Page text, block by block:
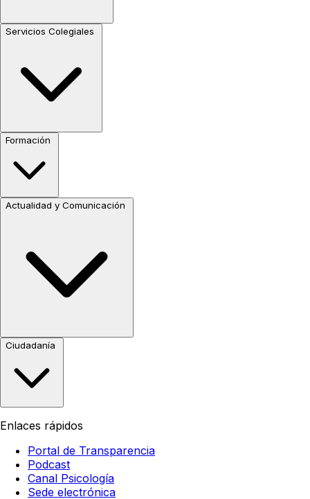
Servicios Colegiales
Formación
Actualidad y Comunicación
Ciudadanía
Enlaces rápidos
Portal de Transparencia
Podcast
Canal Psicología
Sede electrónica